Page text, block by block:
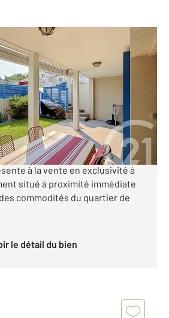
à vendre
€
extérieur de 45 m² Proche
CENTURY 21 Duprat &
à la vente en exclusivité à
situé à proximité immédiate
commodités du quartier de
le détail du bien